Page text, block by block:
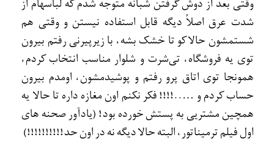
شدت عرق اصلاً ديگه قابل استفاده نيستن و وقتی هم
شستمشون حالا کو تا خشک بشه، با زيرپيرنی رفتم بيرون
توی يه فروشگاه، تی‌شرت و شلوار مناسب انتخاب کردم،
همونجا توی اتاق پرو رفتم و پوشيدمشون، اومدم بيرون
حساب کردم و …..!!!! فکر نکنم اون مغازه داره تا حالا يه
همچين مشتريی به پستش خورده بود! (يادآور صحنه های
اول فيلم ترميناتور، البته حالا ديگه نه در اون حد!!!!!!!!!!)